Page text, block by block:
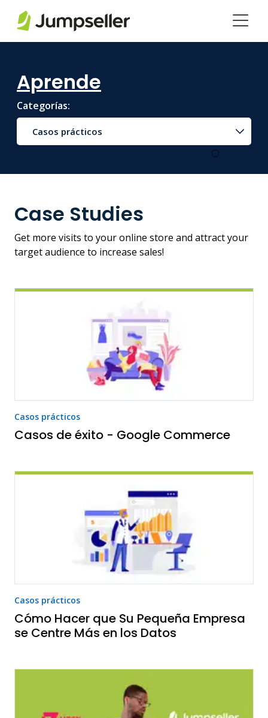
Aprende
Categorías:
Casos prácticos
Case Studies
Get more visits to your online store and attract your
target audience to increase sales!
Casos prácticos
Casos de éxito - Google Commerce
Casos prácticos
Cómo Hacer que Su Pequeña Empresa
se Centre Más en los Datos